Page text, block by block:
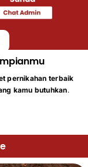
pernikahan terbaik
kamu butuhkan.